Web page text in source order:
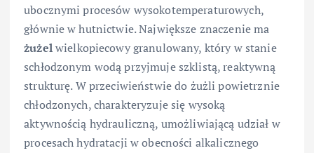
ubocznymi procesów wysokotemperaturowych,
głównie w hutnictwie. Największe znaczenie ma
żużelwielkopiecowy granulowany, który w stanie
schłodzonym wodą przyjmuje szklistą, reaktywną
strukturę. W przeciwieństwie do żużli powietrznie
chłodzonych, charakteryzuje się wysoką
aktywnością hydrauliczną, umożliwiającą udział w
procesach hydratacji w obecności alkalicznego